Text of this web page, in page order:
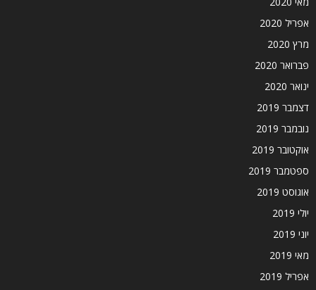
אפריל 2020
מרץ 2020
פברואר 2020
ינואר 2020
דצמבר 2019
נובמבר 2019
אוקטובר 2019
ספטמבר 2019
אוגוסט 2019
יולי 2019
יוני 2019
מאי 2019
אפריל 2019